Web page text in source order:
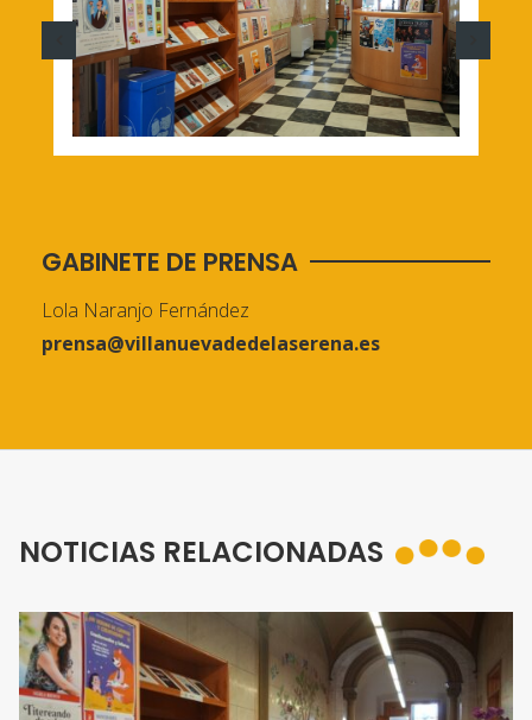
GABINETE DE PRENSA
Lola Naranjo Fernández
prensa@villanuevadedelaserena.es
NOTICIAS RELACIONADAS